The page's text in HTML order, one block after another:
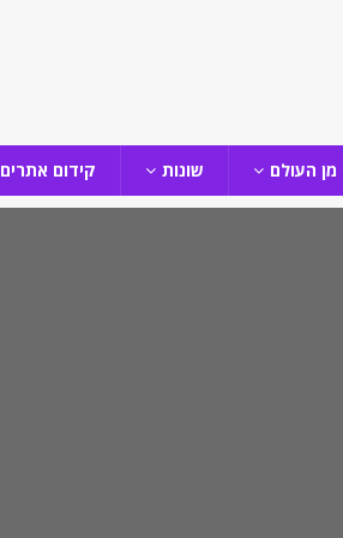
מן העולם שונות קידום אתרים